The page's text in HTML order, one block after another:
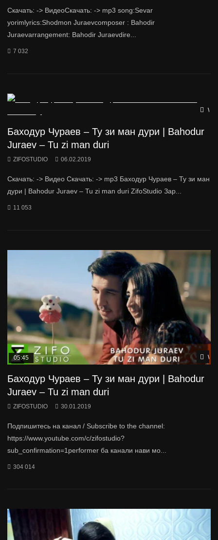
Скачать: -> ВидеоСкачать: -> mp3 song:Sevar
yorimlyrics:Shodmon Juraevcomposer : Bahodir
Juraevarrangement: Bahodir Juraevdire...
7 032
Баходур Чураев – Ту зи ман дури | Bahodur
Juraev – Tu zi man duri
ZIFOSTUDIO 06.02.2019
Скачать: -> Видео Скачать: -> mp3 Баходур Чураев – Ту зи ман
дури | Bahodur Juraev – Tu zi man duri ZifoStudio Зар...
11 053
05:45
Баходур Чураев – Ту зи ман дури | Bahodur
Juraev – Tu zi man duri
ZIFOSTUDIO 30.01.2019
Подпишитесь на канал / Subscribe to the channel:
https://www.youtube.com/c/zifostudio?
sub_confirmation=1performer ба канали нави мо...
304 014